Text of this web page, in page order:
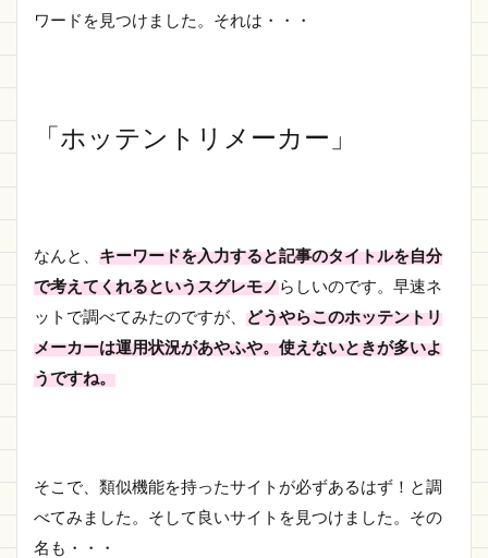
ワードを見つけました。それは・・・
「ホッテントリメーカー」
なんと、 キーワードを入力すると記事のタイトルを自分
で考えてくれるというスグレモノらしいのです。早速ネ
ットで調べてみたのですが、 どうやらこのホッテントリ
メーカーは運用状況があやふや。使えないときが多いよ
うですね。
そこで、類似機能を持ったサイトが必ずあるはず！と調
べてみました。そして良いサイトを見つけました。その
名も・・・